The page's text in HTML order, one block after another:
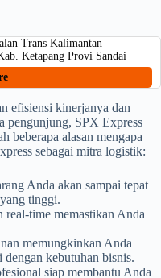
Trans Kalimantan
Ketapang Provi Sandai
efisiensi kinerjanya dan
pengunjung, SPX Express
beberapa alasan mengapa
sebagai mitra logistik:
Anda akan sampai tepat
tinggi.
real-time memastikan Anda
memungkinkan Anda
kebutuhan bisnis.
siap membantu Anda